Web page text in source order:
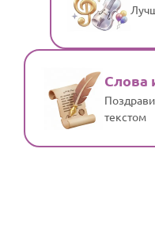
Слова
текстом